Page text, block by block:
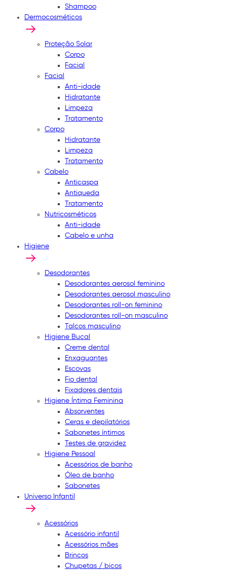
Shampoo
Dermocosméticos
Proteção Solar
Corpo
Facial
Facial
Anti-idade
Hidratante
Limpeza
Tratamento
Corpo
Hidratante
Limpeza
Tratamento
Cabelo
Anticaspa
Antiqueda
Tratamento
Nutricosméticos
Anti-idade
Cabelo e unha
Higiene
Desodorantes
Desodorantes aerosol feminino
Desodorantes aerosol masculino
Desodorantes roll-on feminino
Desodorantes roll-on masculino
Talcos masculino
Higiene Bucal
Creme dental
Enxaguantes
Escovas
Fio dental
Fixadores dentais
Higiene Íntima Feminina
Absorventes
Ceras e depilatórios
Sabonetes íntimos
Testes de gravidez
Higiene Pessoal
Acessórios de banho
Óleo de banho
Sabonetes
Universo Infantil
Acessórios
Acessório infantil
Acessórios mães
Brincos
Chupetas / bicos